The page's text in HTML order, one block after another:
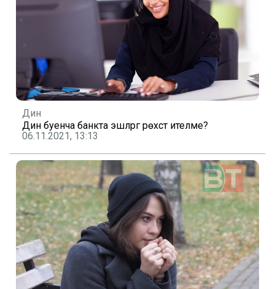
Дин
Дин буенча банкта эшләргә рөхсәт ителәме?
06.11.2021, 13:13